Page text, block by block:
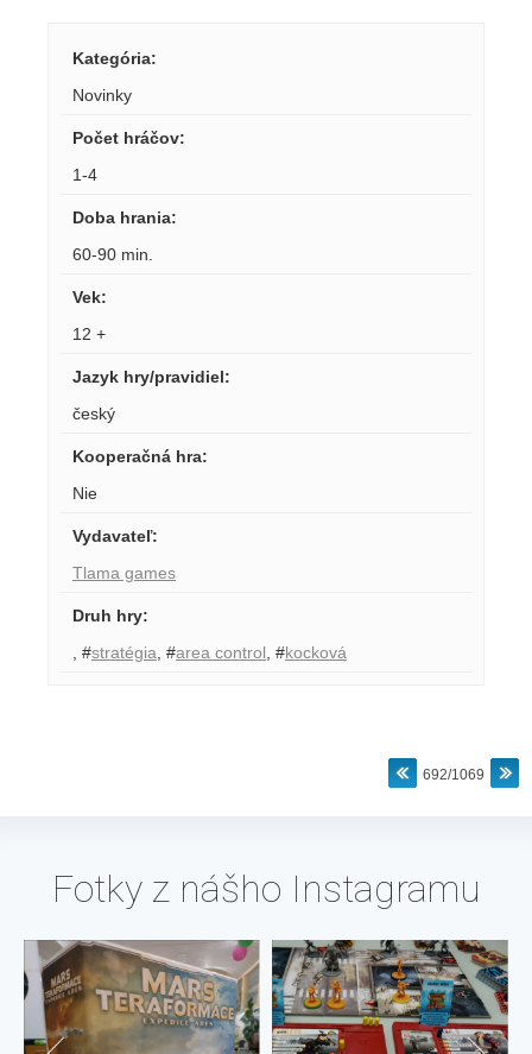
Kategória:
Novinky
Počet hráčov:
1-4
Doba hrania:
60-90 min.
Vek:
12 +
Jazyk hry/pravidiel:
český
Kooperačná hra:
Nie
Vydavateľ:
Tlama games
Druh hry:
#stratégia #area control #kocková
692/1069
Fotky z nášho Instagramu